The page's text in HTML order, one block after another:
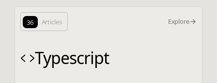
36 Articles Explore
Typescript